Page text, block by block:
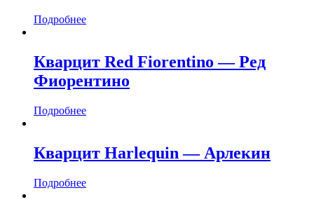
Подробнее
Кварцит Red Fiorentino — Ред
Фиорентино
Подробнее
Кварцит Harlequin — Арлекин
Подробнее